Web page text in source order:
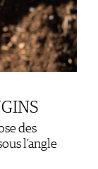
des
l’angle